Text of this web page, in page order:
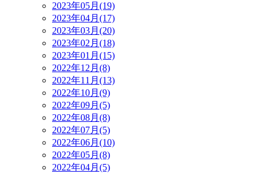
2023年05月(19)
2023年04月(17)
2023年03月(20)
2023年02月(18)
2023年01月(15)
2022年12月(8)
2022年11月(13)
2022年10月(9)
2022年09月(5)
2022年08月(8)
2022年07月(5)
2022年06月(10)
2022年05月(8)
2022年04月(5)